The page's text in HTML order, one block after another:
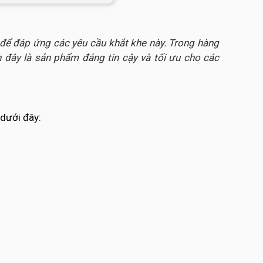
đáp ứng các yêu cầu khắt khe này. Trong hàng
là sản phẩm đáng tin cậy và tối ưu cho các
đây: